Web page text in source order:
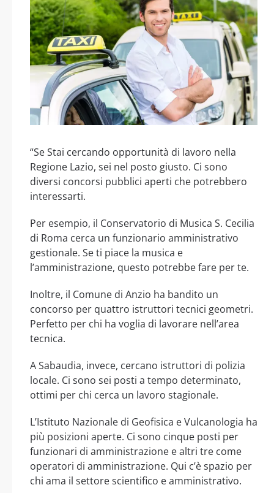
“Se Stai cercando opportunità di lavoro nella
Regione Lazio, sei nel posto giusto. Ci sono
diversi concorsi pubblici aperti che potrebbero
interessarti.
Per esempio, il Conservatorio di Musica S. Cecilia
di Roma cerca un funzionario amministrativo
gestionale. Se ti piace la musica e
l’amministrazione, questo potrebbe fare per te.
Inoltre, il Comune di Anzio ha bandito un
concorso per quattro istruttori tecnici geometri.
Perfetto per chi ha voglia di lavorare nell’area
tecnica.
A Sabaudia, invece, cercano istruttori di polizia
locale. Ci sono sei posti a tempo determinato,
ottimi per chi cerca un lavoro stagionale.
L’Istituto Nazionale di Geofisica e Vulcanologia ha
più posizioni aperte. Ci sono cinque posti per
funzionari di amministrazione e altri tre come
operatori di amministrazione. Qui c’è spazio per
chi ama il settore scientifico e amministrativo.